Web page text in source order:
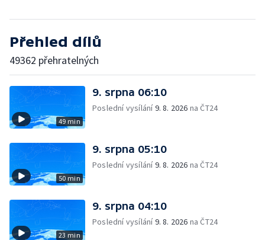
Přehled dílů
49362 přehratelných
49 min
9. srpna 06:10
Poslední vysílání9. 8. 2026 na ČT24
50 min
9. srpna 05:10
Poslední vysílání9. 8. 2026 na ČT24
23 min
9. srpna 04:10
Poslední vysílání9. 8. 2026 na ČT24